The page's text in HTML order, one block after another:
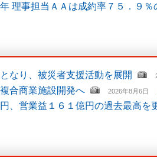
理事担当ＡＡは成約率７５．９％
なり、被災者支援活動を展開
合商業施設開発へ 2026年8月6日
、営業益１６１億円の過去最高を